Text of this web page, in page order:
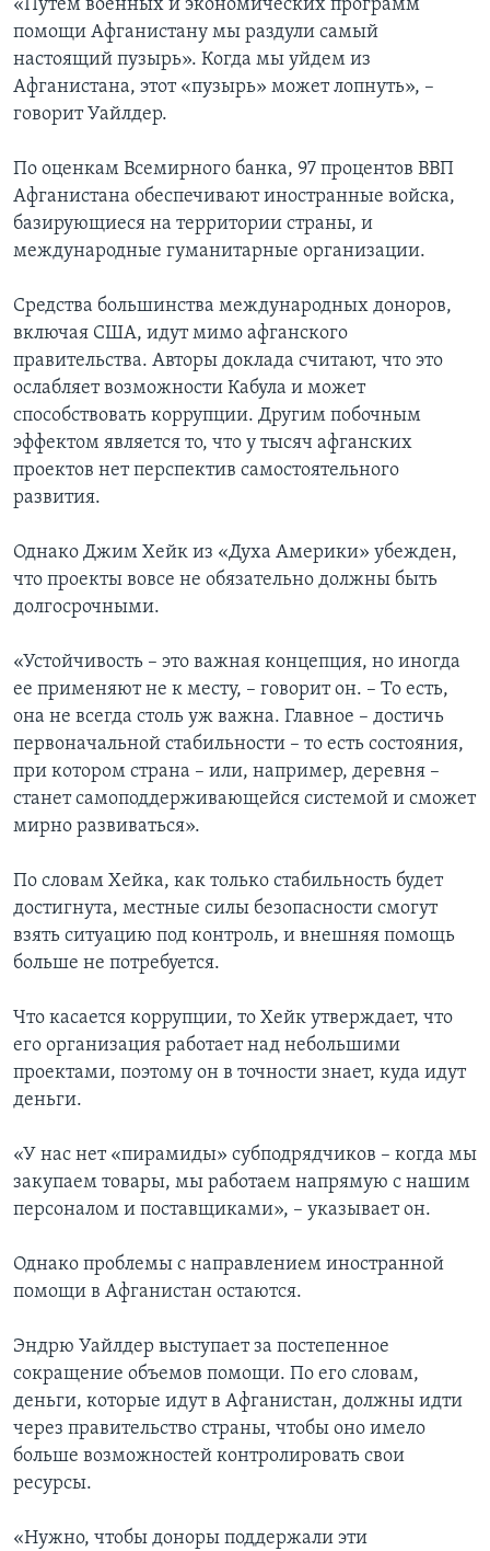
«Путем военных и экономических программ
помощи Афганистану мы раздули самый
настоящий пузырь». Когда мы уйдем из
Афганистана, этот «пузырь» может лопнуть», –
говорит Уайлдер.
По оценкам Всемирного банка, 97 процентов ВВП
Афганистана обеспечивают иностранные войска,
базирующиеся на территории страны, и
международные гуманитарные организации.
Средства большинства международных доноров,
включая США, идут мимо афганского
правительства. Авторы доклада считают, что это
ослабляет возможности Кабула и может
способствовать коррупции. Другим побочным
эффектом является то, что у тысяч афганских
проектов нет перспектив самостоятельного
развития.
Однако Джим Хейк из «Духа Америки» убежден,
что проекты вовсе не обязательно должны быть
долгосрочными.
«Устойчивость – это важная концепция, но иногда
ее применяют не к месту, – говорит он. – То есть,
она не всегда столь уж важна. Главное – достичь
первоначальной стабильности – то есть состояния,
при котором страна – или, например, деревня –
станет самоподдерживающейся системой и сможет
мирно развиваться».
По словам Хейка, как только стабильность будет
достигнута, местные силы безопасности смогут
взять ситуацию под контроль, и внешняя помощь
больше не потребуется.
Что касается коррупции, то Хейк утверждает, что
его организация работает над небольшими
проектами, поэтому он в точности знает, куда идут
деньги.
«У нас нет «пирамиды» субподрядчиков – когда мы
закупаем товары, мы работаем напрямую с нашим
персоналом и поставщиками», – указывает он.
Однако проблемы с направлением иностранной
помощи в Афганистан остаются.
Эндрю Уайлдер выступает за постепенное
сокращение объемов помощи. По его словам,
деньги, которые идут в Афганистан, должны идти
через правительство страны, чтобы оно имело
больше возможностей контролировать свои
ресурсы.
«Нужно, чтобы доноры поддержали эти